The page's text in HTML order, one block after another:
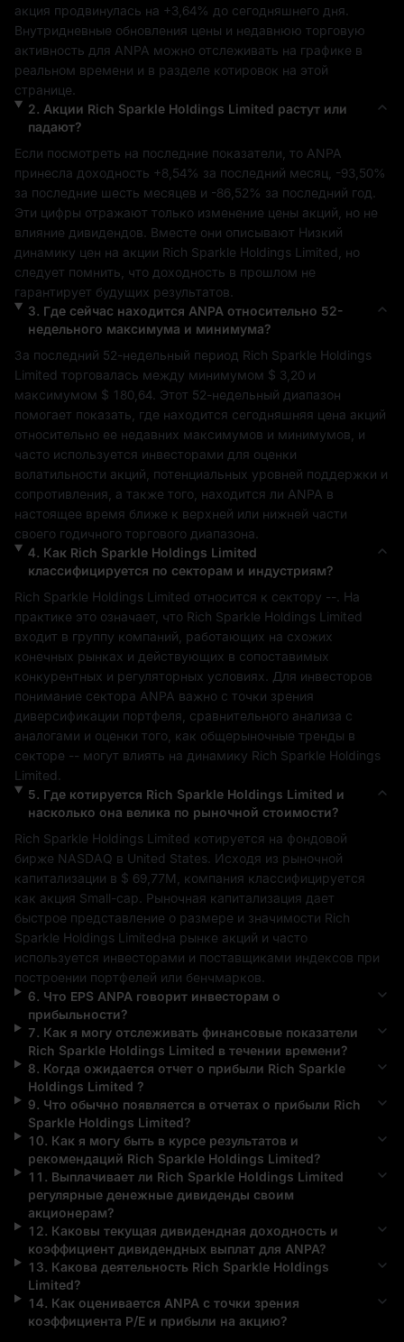
акция продвинулась на +3,64% до сегодняшнего дня.
Внутридневные обновления цены и недавнюю торговую
активность для ANPA можно отслеживать на графике в
реальном времени и в разделе котировок на этой
странице.
2. Акции Rich Sparkle Holdings Limited растут или
падают?
Если посмотреть на последние показатели, то ANPA
принесла доходность +8,54% за последний месяц, -93,50%
за последние шесть месяцев и -86,52% за последний год.
Эти цифры отражают только изменение цены акций, но не
влияние дивидендов. Вместе они описывают Низкий
динамику цен на акции Rich Sparkle Holdings Limited
, но
следует помнить, что доходность в прошлом не
гарантирует будущих результатов.
3. Где сейчас находится ANPA относительно 52-
недельного максимума и минимума?
За последний 52-недельный период Rich Sparkle Holdings
Limited торговалась между минимумом $ 3,20 и
максимумом $ 180,64 . Этот 52-недельный диапазон
помогает показать, где находится сегодняшняя цена акций
относительно ее недавних максимумов и минимумов, и
часто используется инвесторами для оценки
волатильности акций, потенциальных уровней поддержки и
сопротивления, а также того, находится ли ANPA в
настоящее время ближе к верхней или нижней части
своего годичного торгового диапазона.
4. Как Rich Sparkle Holdings Limited
классифицируется по секторам и индустриям?
Rich Sparkle Holdings Limited относится к сектору -- . На
практике это означает, что Rich Sparkle Holdings Limited
входит в группу компаний, работающих на схожих
конечных рынках и действующих в сопоставимых
конкурентных и регуляторных условиях. Для инвесторов
понимание сектора ANPA важно с точки зрения
диверсификации портфеля, сравнительного анализа с
аналогами и оценки того, как общерыночные тренды в
секторе -- могут влиять на динамику Rich Sparkle Holdings
Limited
5. Где котируется Rich Sparkle Holdings Limited и
насколько она велика по рыночной стоимости?
Rich Sparkle Holdings Limited котируется на фондовой
бирже NASDAQ в United States . Исходя из рыночной
капитализации в $ 69,77M
, компания классифицируется
как акция Small-cap . Рыночная капитализация дает
быстрое представление о размере и значимости Rich
Sparkle Holdings Limitedна рынке акций и часто
используется инвесторами и поставщиками индексов при
построении портфелей или бенчмарков.
6. Что EPS ANPA говорит инвесторам о
прибыльности?
7. Как я могу отслеживать финансовые показатели
Rich Sparkle Holdings Limited в течении времени?
8. Когда ожидается отчет о прибыли Rich Sparkle
Holdings Limited ?
9. Что обычно появляется в отчетах о прибыли Rich
Sparkle Holdings Limited?
10. Как я могу быть в курсе результатов и
рекомендаций Rich Sparkle Holdings Limited?
11 . Выплачивает ли Rich Sparkle Holdings Limited
регулярные денежные дивиденды своим
акционерам?
12. Каковы текущая дивидендная доходность и
коэффициент дивидендных выплат для ANPA?
13. Какова деятельность Rich Sparkle Holdings
Limited?
14. Как оценивается ANPA с точки зрения
коэффициента P/E и прибыли на акцию?